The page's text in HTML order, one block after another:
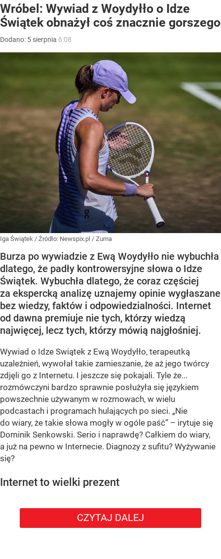
Wróbel: Wywiad z Woydyłło o Idze
Świątek obnażył coś znacznie gorszego
Dodano: 5 sierpnia 6:08
Iga Świątek / Źródło: Newspix.pl / Zuma
Burza po wywiadzie z Ewą Woydyłło nie wybuchła
dlatego, że padły kontrowersyjne słowa o Idze
Świątek. Wybuchła dlatego, że coraz częściej
za ekspercką analizę uznajemy opinie wygłaszane
bez wiedzy, faktów i odpowiedzialności. Internet
od dawna premiuje nie tych, którzy wiedzą
najwięcej, lecz tych, którzy mówią najgłośniej.
Wywiad o Idze Swiątek z Ewą Woydyłło, terapeutką
uzależnień, wywołał takie zamieszanie, że aż jego twórcy
zdjęli go z Internetu. I jeszcze się pokajali. Tyle że...
rozmówczyni bardzo sprawnie posłużyła się językiem
powszechnie używanym w rozmowach, w wielu
podcastach i programach hulających po sieci. „Nie
do wiary, że takie słowa mogły w ogóle paść” – irytuje się
Dominik Senkowski. Serio i naprawdę? Całkiem do wiary,
a już na pewno w Internecie. Diagnozy z sufitu? Wyżywanie
się?
Internet to wielki prezent
CZYTAJ DALEJ